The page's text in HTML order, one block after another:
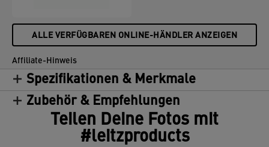
ALLE VERFÜGBAREN ONLINE-HÄNDLER ANZEIGEN
Affiliate-Hinweis
Spezifikationen & Merkmale
Zubehör & Empfehlungen
Teilen Deine Fotos mit
#leitzproducts